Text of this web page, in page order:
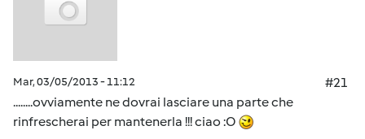
Mar, 03/05/2013 - 11:12
#21
........ovviamente ne dovrai lasciare una parte che
rinfrescherai per mantenerla !!! ciao :O